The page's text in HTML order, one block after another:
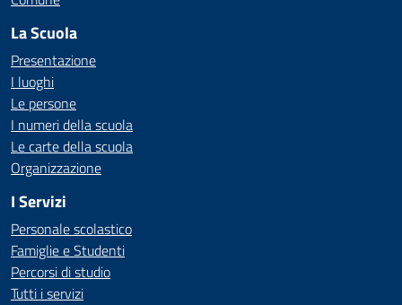
La Scuola
Presentazione
I luoghi
Le persone
I numeri della scuola
Le carte della scuola
Organizzazione
I Servizi
Personale scolastico
Famiglie e Studenti
Percorsi di studio
Tutti i servizi